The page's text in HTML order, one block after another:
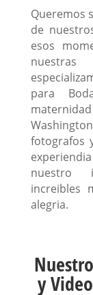
Queremos
de
esos
para
fotografos
nuestro
increibles
alegria.
y